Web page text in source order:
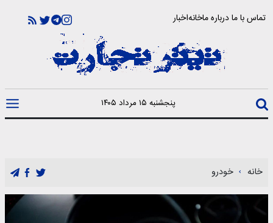
تماس با مادرباره ماخانهاخبار
پنجشنبه ۱۵ مرداد ۱۴۰۵
خانه خودرو